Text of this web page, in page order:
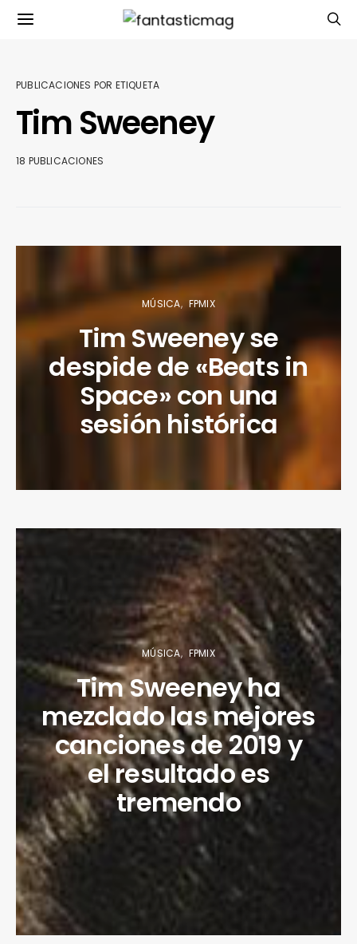
PUBLICACIONES POR ETIQUETA
Tim Sweeney
18 PUBLICACIONES
MÚSICA FPMIX
Tim Sweeney se
despide de «Beats in
Space» con una
sesión histórica
MÚSICA FPMIX
Tim Sweeney ha
mezclado las mejores
canciones de 2019 y
el resultado es
tremendo